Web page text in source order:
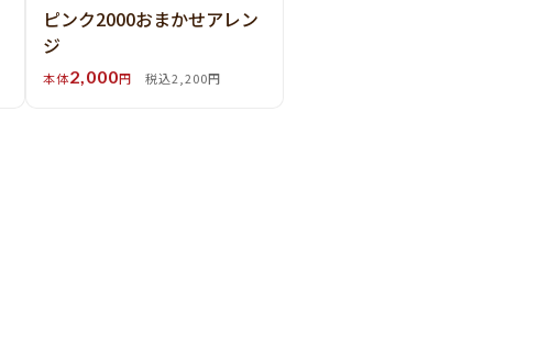
ピンク2000おまかせアレン
ジ
本体2,000円 税込2,200円